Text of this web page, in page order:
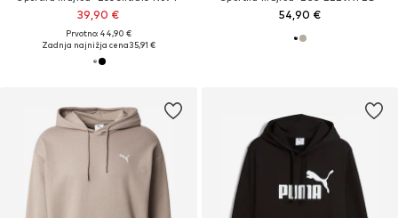
39,90 €
Prvotno: 44,90 €
Zadnja najnižja cena35,91 €
54,90 €